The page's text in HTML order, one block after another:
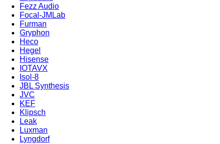
Fezz Audio
Focal-JMLab
Furman
Gryphon
Heco
Hegel
Hisense
IOTAVX
Isol-8
JBL Synthesis
JVC
KEF
Klipsch
Leak
Luxman
Lyngdorf